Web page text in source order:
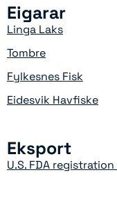
Eigarar
Linga Laks
Tombre
Fylkesnes Fisk
Eidesvik Havfiske
Eksport
U.S. FDA